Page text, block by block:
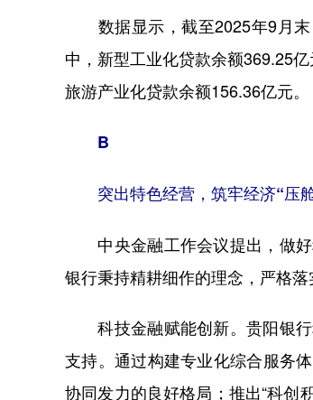
数据显示，截至2025年9月末
中，新型工业化贷款余额369.25
旅游产业化贷款余额156.36亿元。
B
突出特色经营，筑牢经济“压
中央金融工作会议提出，做好
银行秉持精耕细作的理念，严格落
科技金融赋能创新。贵阳银行
支持。通过构建专业化综合服务
协同发力的良好格局；推出“科创